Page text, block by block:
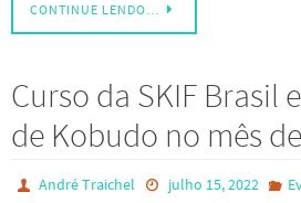
CONTINUE LENDO…
Curso da SKIF Brasil
de Kobudo no mês
André Traichel julho 15, 2022